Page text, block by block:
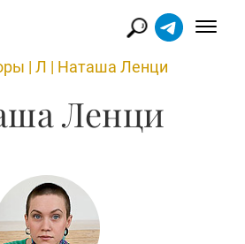
| Л | Наташа Ленци
Ленци